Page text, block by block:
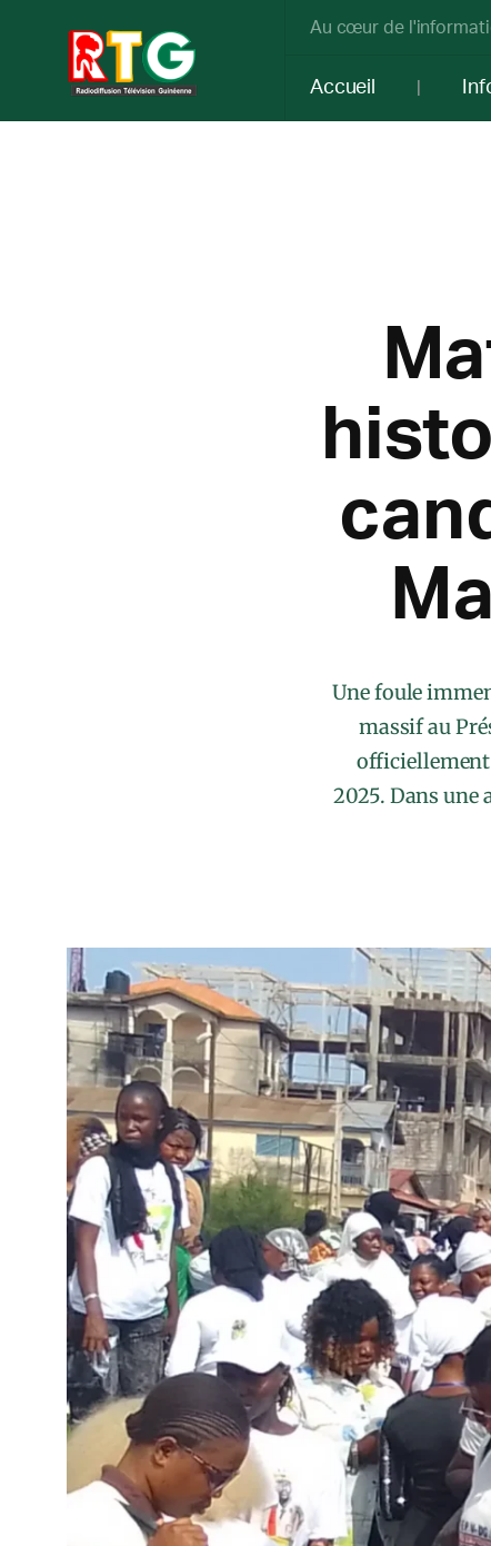
Au cœur de
Accueil
Une foule
massif au
officiellement
2025. Dans une